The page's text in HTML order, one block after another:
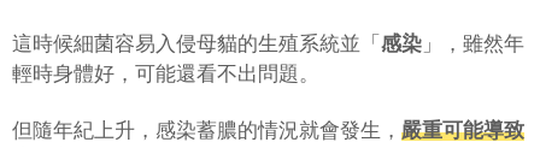
這時候細菌容易入侵母貓的生殖系統並「 感染 」，雖然年
輕時身體好，可能還看不出問題。
但隨年紀上升，感染蓄膿的情況就會發生， 嚴重可能導致